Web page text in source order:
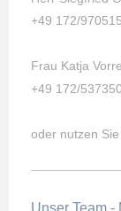
+49 172/
Frau Katja
+49 172/
oder nutzen
Unser Team -